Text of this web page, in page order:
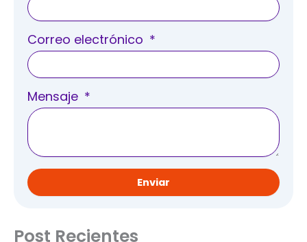
Correo electrónico
Mensaje
Enviar
Post Recientes